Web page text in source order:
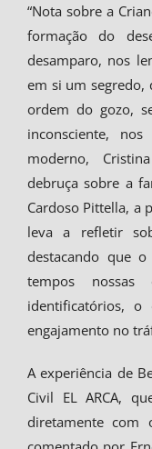
“Nota sobre a
formação do
desamparo, nos
em si um segredo,
ordem do gozo,
inconsciente,
moderno,
debruça sobre a
Cardoso Pittella, a
leva a refletir
destacando que
tempos
identificatórios,
engajamento no
A experiência de
Civil EL ARCA,
diretamente